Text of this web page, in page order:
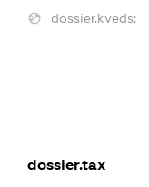
dossier.kveds:
dossier.tax